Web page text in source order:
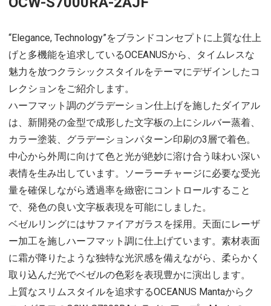
“Elegance, Technology”をブランドコンセプトに上質な仕上
げと多機能を追求しているOCEANUSから、タイムレスな
魅力を放つクラシックスタイルをテーマにデザインしたコ
レクションをご紹介します。
ハーフマット調のグラデーション仕上げを施したダイアル
は、新開発の金型で成形した文字板の上にシルバー蒸着、
カラー塗装、グラデーションパターン印刷の3層で着色。
中心から外周に向けて色と光が絶妙に溶け合う味わい深い
表情を生み出しています。ソーラーチャージに必要な受光
量を確保しながら透過率を緻密にコントロールすること
で、発色の良い文字板表現を可能にしました。
ベゼルリングにはサファイアガラスを採用。天面にレーザ
ー加工を施しハーフマット調に仕上げています。素材表面
に霜が降りたような独特な光沢感を備えながら、柔らかく
取り込んだ光でベゼルの色彩を表現豊かに演出します。
上質なスリムスタイルを追求するOCEANUS Mantaからク